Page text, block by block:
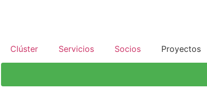
Clúster Servicios Socios Proyectos